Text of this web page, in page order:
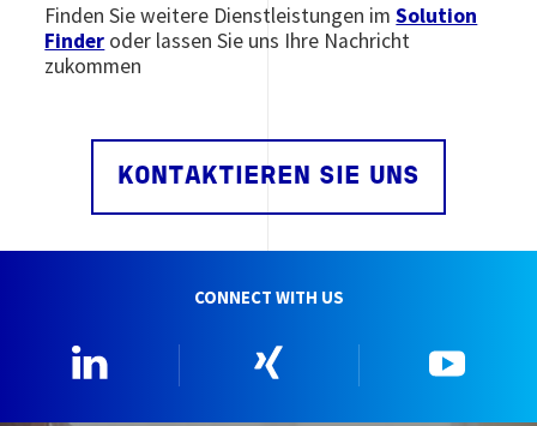
Finden Sie weitere Dienstleistungen imSolution
Finder oder lassen Sie uns Ihre Nachricht
zukommen
KONTAKTIEREN SIE UNS
CONNECT WITH US